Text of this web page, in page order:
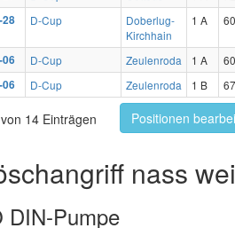
28
D-Cup
Doberlug-
Kirchhain
1 A
D-Cup Zeulenroda 1 A
D-Cup Zeulenroda 1 B
14 Einträgen Positionen
nass
DIN-Pumpe